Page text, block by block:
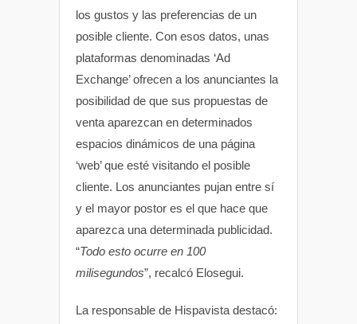
los gustos y las preferencias de un
posible cliente. Con esos datos, unas
plataformas denominadas ‘Ad
Exchange’ ofrecen a los anunciantes la
posibilidad de que sus propuestas de
venta aparezcan en determinados
espacios dinámicos de una página
‘web’ que esté visitando el posible
cliente. Los anunciantes pujan entre sí
y el mayor postor es el que hace que
aparezca una determinada publicidad.
“Todo esto ocurre en 100
milisegundos”, recalcó Elosegui.
La responsable de Hispavista destacó: